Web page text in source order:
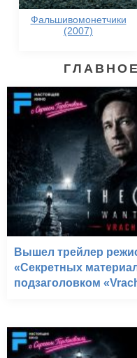
Фальшивомонетчики
(2007)
Вышел трейлер
«Секретных
подзаголовком